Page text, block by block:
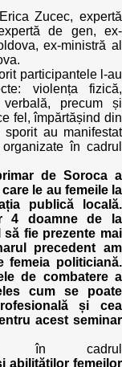
Zucec, expertă
de gen, ex-
ex-ministră al
participantele l-au
violența fizică,
verbală, precum și
fel, împărtășind din
au manifestat
în cadrul
de Soroca a
le au femeile la
publică locală.
4 doamne de la
să fie prezente mai
precedent am
femeia politiciană.
de combatere a
cum se poate
și cea
acest seminar
în cadrul
abilităților femeilor